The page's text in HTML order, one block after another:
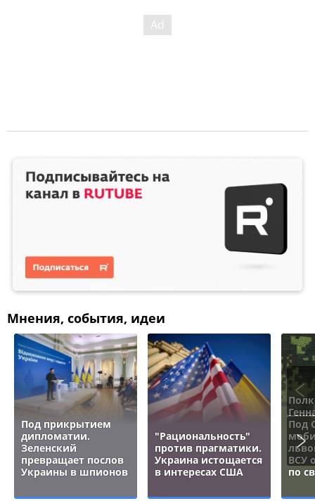
Мнения, события, идеи
Под прикрытием
дипломатии.
Зеленский
превращает послов
Украины в шпионов
"Рациональность"
против прагматики.
Украина истощается
в интересах США
Под
ВСУ
по